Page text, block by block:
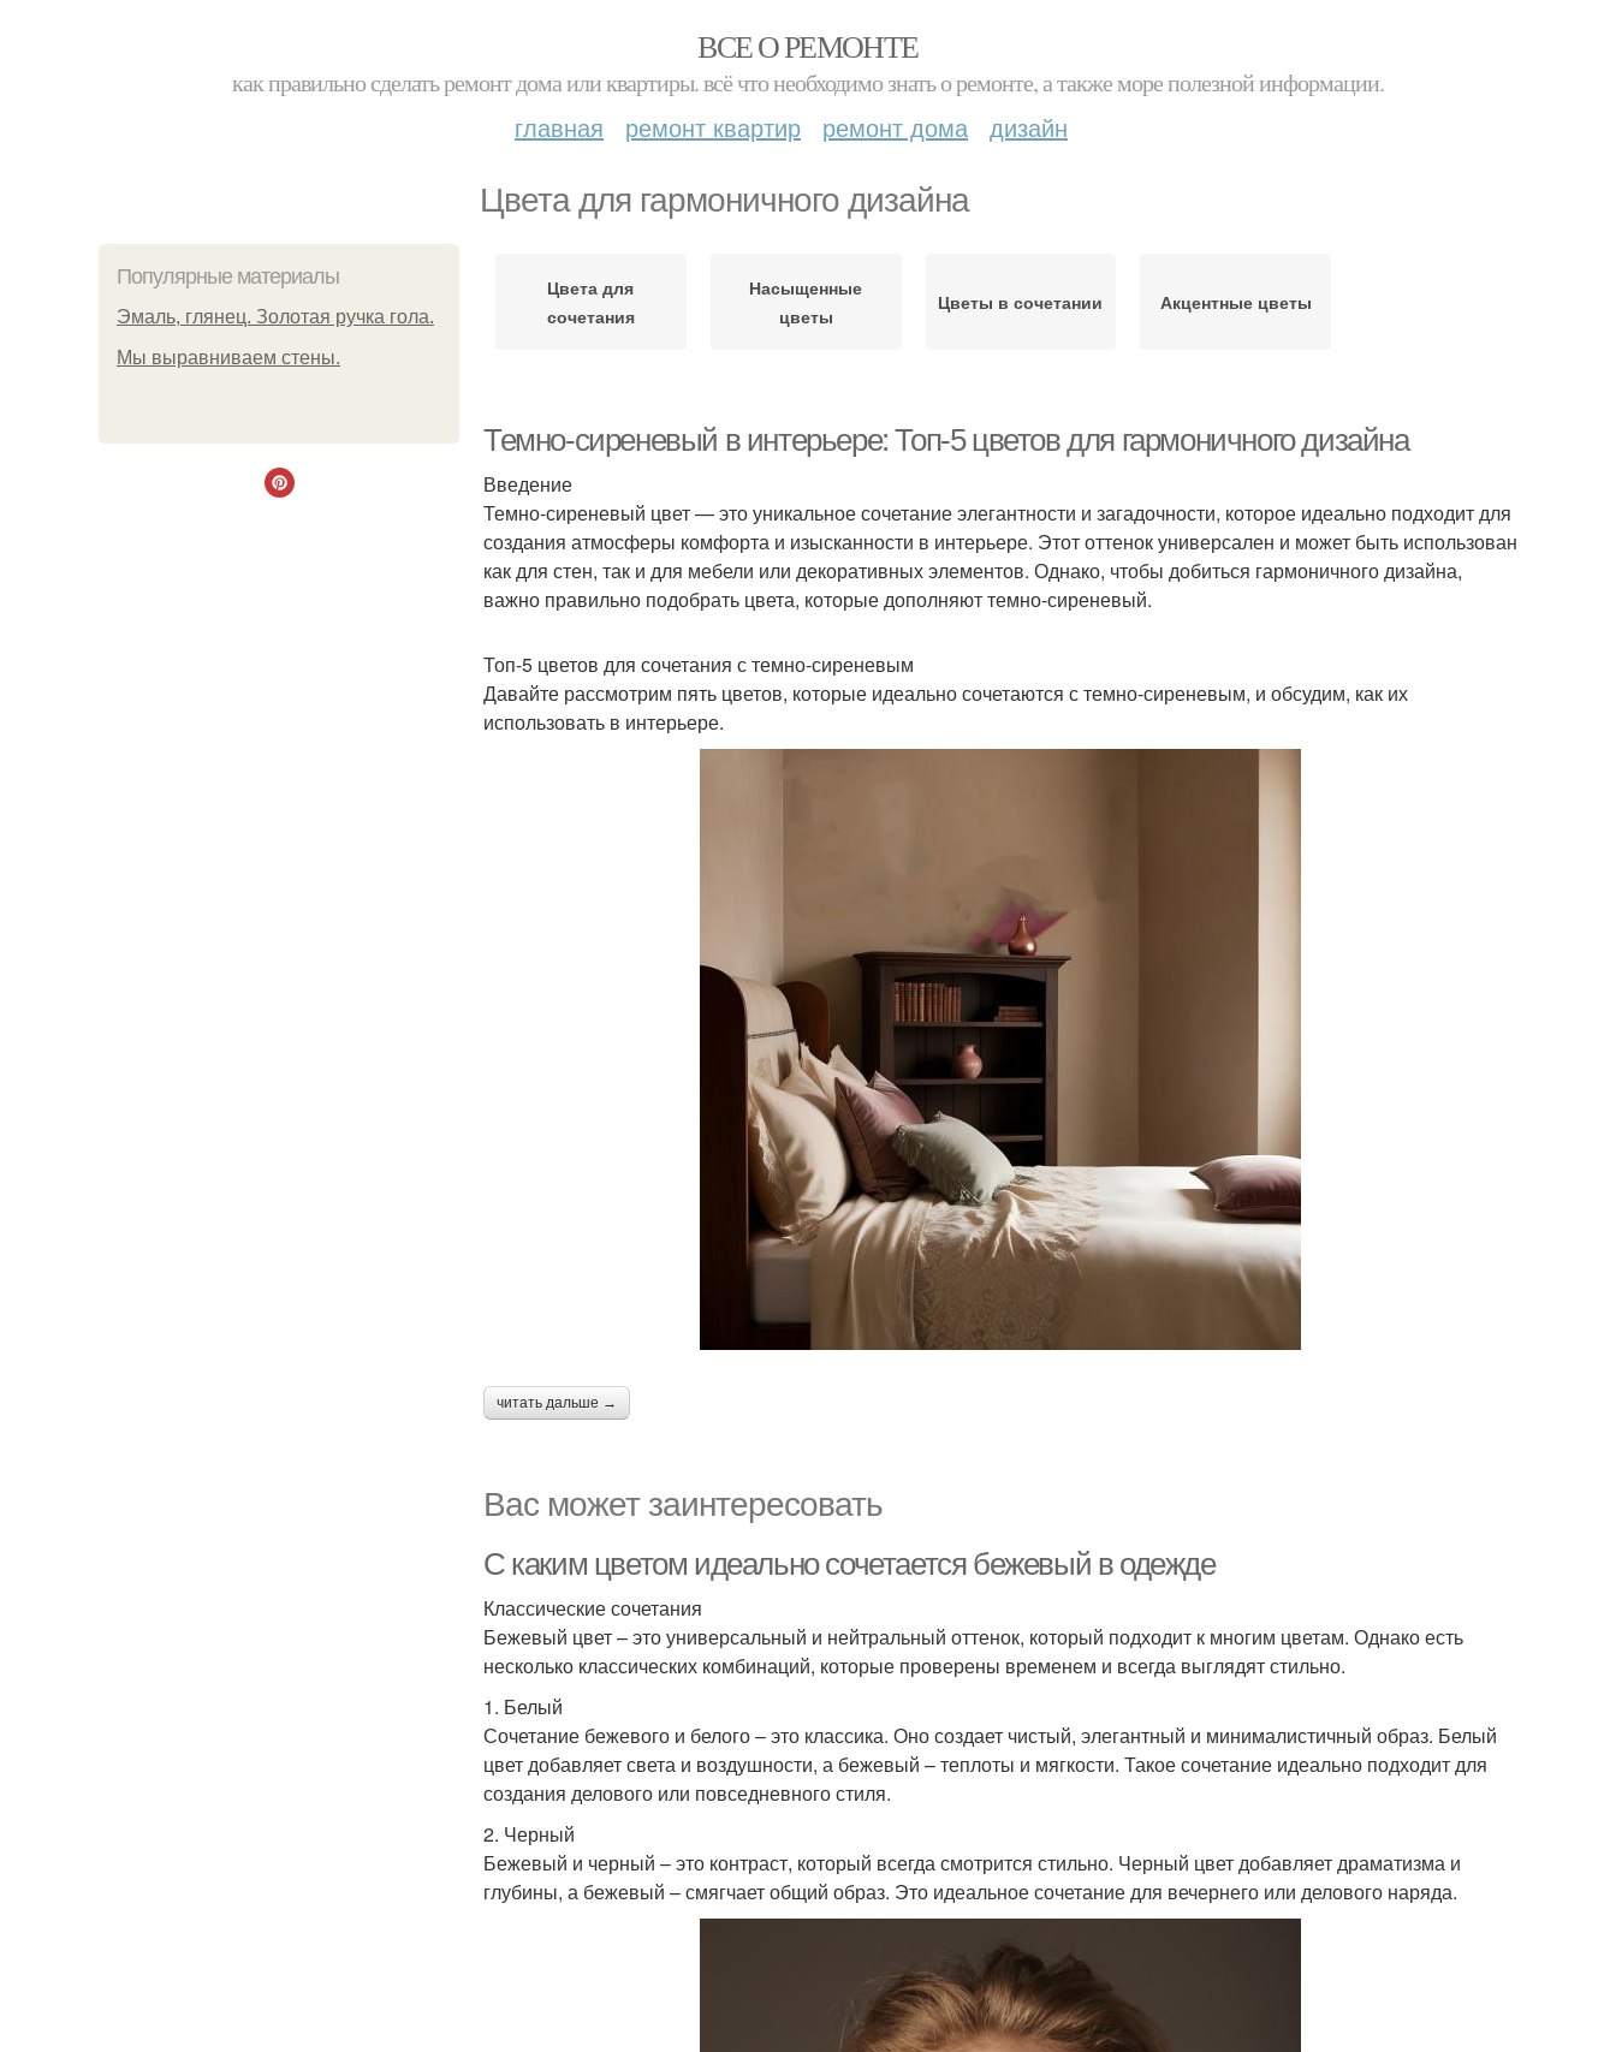
ВСЕ О РЕМОНТЕ
как правильно сделать ремонт дома или квартиры. всё что необходимо знать о ремонте, а также море полезной информации.
главная ремонт квартир ремонт дома дизайн
Цвета для гармоничного дизайна
Популярные материалы
Эмаль, глянец. Золотая ручка гола.
Мы выравниваем стены.
Цвета для
сочетания
Насыщенные
цветы
Цветы в сочетании Акцентные цветы
Темно-сиреневый в интерьере: Топ-5 цветов для гармоничного дизайна
Введение
Темно-сиреневый цвет — это уникальное сочетание элегантности и загадочности, которое идеально подходит для
создания атмосферы комфорта и изысканности в интерьере. Этот оттенок универсален и может быть использован
как для стен, так и для мебели или декоративных элементов. Однако, чтобы добиться гармоничного дизайна,
важно правильно подобрать цвета, которые дополняют темно-сиреневый.
Топ-5 цветов для сочетания с темно-сиреневым
Давайте рассмотрим пять цветов, которые идеально сочетаются с темно-сиреневым, и обсудим, как их
использовать в интерьере.
читать дальше →
Вас может заинтересовать
С каким цветом идеально сочетается бежевый в одежде
Классические сочетания
Бежевый цвет – это универсальный и нейтральный оттенок, который подходит к многим цветам. Однако есть
несколько классических комбинаций, которые проверены временем и всегда выглядят стильно.
1. Белый
Сочетание бежевого и белого – это классика. Оно создает чистый, элегантный и минималистичный образ. Белый
цвет добавляет света и воздушности, а бежевый – теплоты и мягкости. Такое сочетание идеально подходит для
создания делового или повседневного стиля.
2. Черный
Бежевый и черный – это контраст, который всегда смотрится стильно. Черный цвет добавляет драматизма и
глубины, а бежевый – смягчает общий образ. Это идеальное сочетание для вечернего или делового наряда.